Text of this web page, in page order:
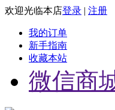
欢迎光临本店登录 | 注册
我的订单
新手指南
收藏本站
微信商